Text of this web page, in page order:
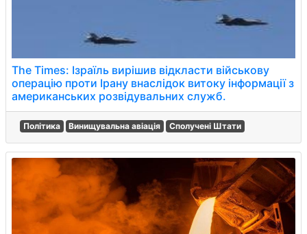
The Times: Ізраїль вирішив відкласти військову
операцію проти Ірану внаслідок витоку інформації з
американських розвідувальних служб.
Політика Винищувальна авіація Сполучені Штати